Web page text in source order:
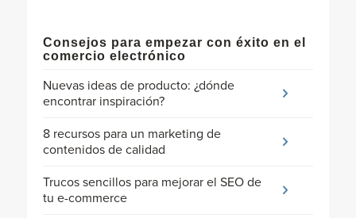
Consejos para empezar con éxito en el
comercio electrónico
Nuevas ideas de producto: ¿dónde
encontrar inspiración?
8 recursos para un marketing de
contenidos de calidad
Trucos sencillos para mejorar el SEO de
tu e-commerce